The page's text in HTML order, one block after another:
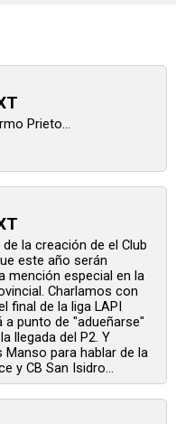
Prieto...
la creación de el Club
este año serán
mención especial en la
Charlamos con
final de la liga LAPI
a punto de "adueñarse"
llegada del P2. Y
para hablar de la
y CB San Isidro...